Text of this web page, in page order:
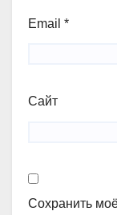
Email *
Сайт
Сохранить